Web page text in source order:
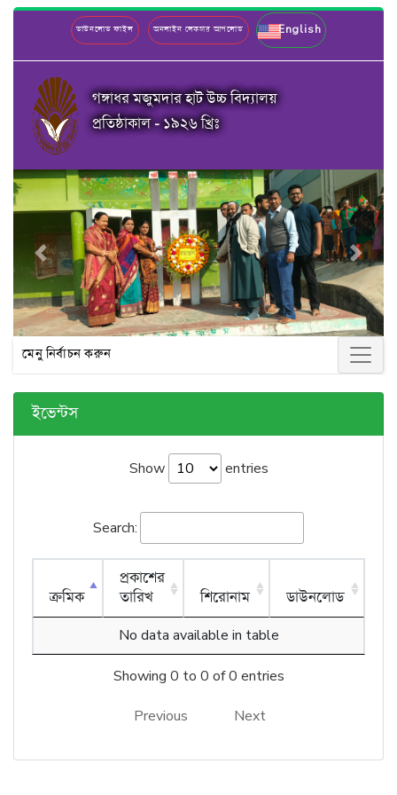
ডাউনলোড ফাইল অনলাইন লেকচার আপলোড English
গঙ্গাধর মজুমদার হাট উচ্চ বিদ্যালয়
প্রতিষ্ঠাকাল - ১৯২৬ খ্রিঃ
Previous Next
মেনু নির্বাচন করুন
ইভেন্টস
Show entries
Search:
ক্রমিক
প্রকাশের
তারিখ
শিরোনাম ডাউনলোড
No data available in table
Showing 0 to 0 of 0 entries
Previous Next